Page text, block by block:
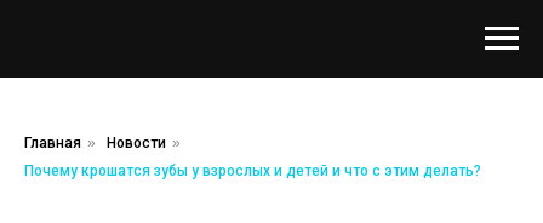
Главная » Новости »
Почему крошатся зубы у взрослых и детей и что с этим делать?